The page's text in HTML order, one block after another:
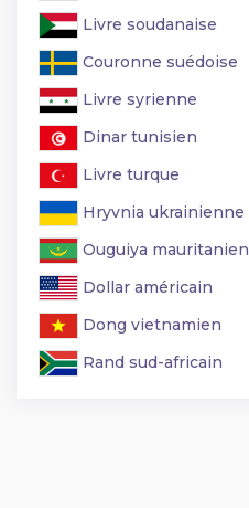
Livre soudanaise
Couronne suédoise
Livre syrienne
Dinar tunisien
Livre turque
Hryvnia ukrainienne
Ouguiya mauritanien
Dollar américain
Dong vietnamien
Rand sud-africain